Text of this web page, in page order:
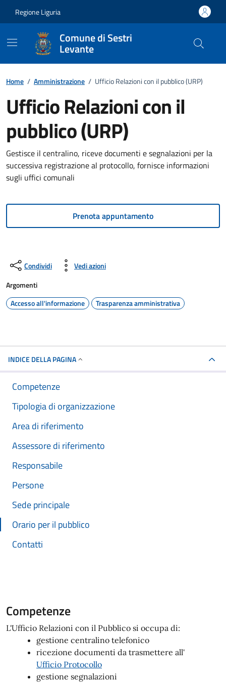
Regione Liguria
Comune di Sestri
Levante
Home / Amministrazione / Ufficio Relazioni con il pubblico (URP)
Ufficio Relazioni con il
pubblico (URP)
Gestisce il centralino, riceve documenti e segnalazioni per la
successiva registrazione al protocollo, fornisce informazioni
sugli uffici comunali
Prenota appuntamento
Condividi
Vedi azioni
Argomenti
Accesso all'informazione
Trasparenza amministrativa
INDICE DELLA PAGINA
Competenze
Tipologia di organizzazione
Area di riferimento
Assessore di riferimento
Responsabile
Persone
Sede principale
Orario per il pubblico
Contatti
Competenze
L'Ufficio Relazioni con il Pubblico si occupa di:
gestione centralino telefonico
ricezione documenti da trasmettere all'
Ufficio Protocollo
gestione segnalazioni